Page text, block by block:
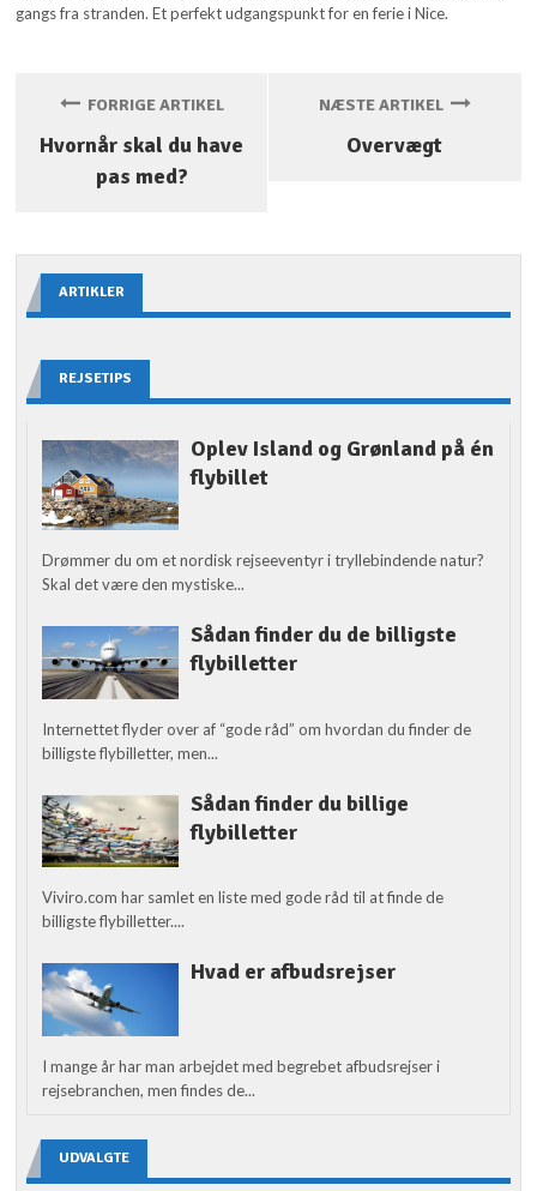
gangs fra stranden. Et perfekt udgangspunkt for en ferie i Nice.
FORRIGE ARTIKEL
Hvornår skal du have
pas med?
NÆSTE ARTIKEL
Overvægt
ARTIKLER
REJSETIPS
Oplev Island og Grønland på én
flybillet
Drømmer du om et nordisk rejseeventyr i tryllebindende natur?
Skal det være den mystiske...
Sådan finder du de billigste
flybilletter
Internettet flyder over af “gode råd” om hvordan du finder de
billigste flybilletter, men...
Sådan finder du billige
flybilletter
Viviro.com har samlet en liste med gode råd til at finde de
billigste flybilletter....
Hvad er afbudsrejser
I mange år har man arbejdet med begrebet afbudsrejser i
rejsebranchen, men findes de...
UDVALGTE